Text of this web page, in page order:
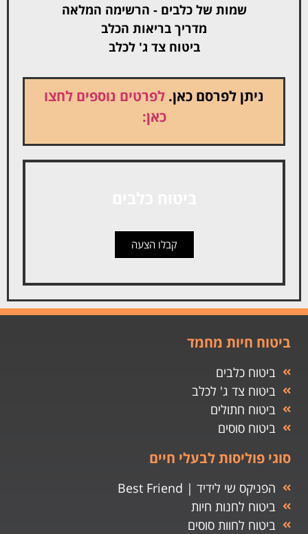
שמות של כלבים - הרשימה המלאה
מדריך בריאות הכלב
ביטוח צד ג' לכלב
ניתן לפרסם כאן. לפרטים נוספים לחצו
כאן:
קבלו הצעה
ביטוח חיות מחמד
ביטוח כלבים
ביטוח צד ג' לכלב
ביטוח חתולים
ביטוח סוסים
סוגי פוליסות לבעלי חיים
הפניקס שי לידיד | Best Friend
ביטוח לחנות חיות
ביטוח לחוות סוסים